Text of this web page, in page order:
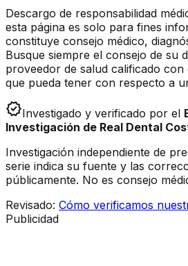
Descargo de responsabilidad
esta página es solo para fines
constituye consejo médico,
Busque siempre el consejo de su
proveedor de salud calificado
que pueda tener con respecto a
verifiedInvestigado y verificado por el
Investigación de Real Dental
Investigación independiente de
serie indica su fuente y las
públicamente. No es consejo
Revisado: Cómo verificamos
Publicidad